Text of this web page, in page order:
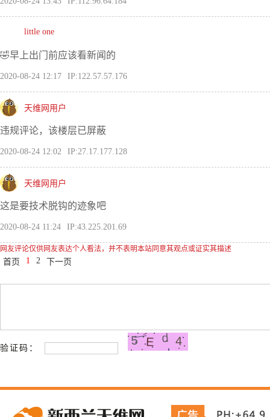
little one
🤣早上出门前应该看新闻的
2020-08-24 12:17 IP:122.57.57.176
天维网用户
违规评论，该楼层已屏蔽
2020-08-24 12:02 IP:27.17.177.128
天维网用户
这是要技术脱钩的迹象吧
2020-08-24 11:24 IP:43.225.201.69
首页 1 2 下一页
网友评论仅供网友表达个人看法，并不表明本站同意其观点或证实其描述
验证码：